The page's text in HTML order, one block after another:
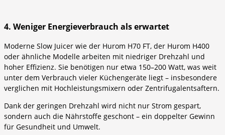
4. Weniger Energieverbrauch als erwartet
Moderne Slow Juicer wie der Hurom H70 FT, der Hurom H400
oder ähnliche Modelle arbeiten mit niedriger Drehzahl und
hoher Effizienz. Sie benötigen nur etwa 150–200 Watt, was weit
unter dem Verbrauch vieler Küchengeräte liegt – insbesondere
verglichen mit Hochleistungsmixern oder Zentrifugalentsaftern.
Dank der geringen Drehzahl wird nicht nur Strom gespart,
sondern auch die Nährstoffe geschont – ein doppelter Gewinn
für Gesundheit und Umwelt.